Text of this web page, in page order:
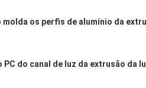
os perfis de alumínio da
do canal de luz da extrusão da